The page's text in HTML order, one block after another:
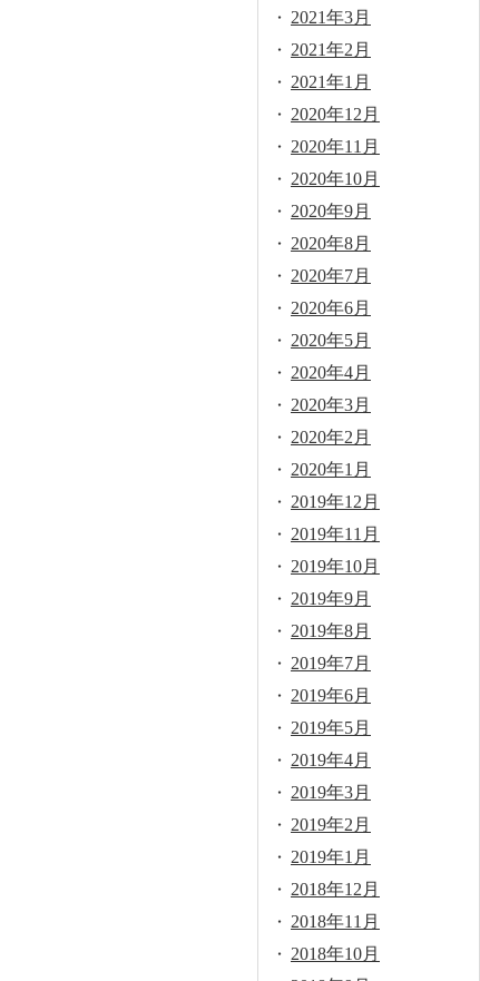
2021年3月
2021年2月
2021年1月
2020年12月
2020年11月
2020年10月
2020年9月
2020年8月
2020年7月
2020年6月
2020年5月
2020年4月
2020年3月
2020年2月
2020年1月
2019年12月
2019年11月
2019年10月
2019年9月
2019年8月
2019年7月
2019年6月
2019年5月
2019年4月
2019年3月
2019年2月
2019年1月
2018年12月
2018年11月
2018年10月